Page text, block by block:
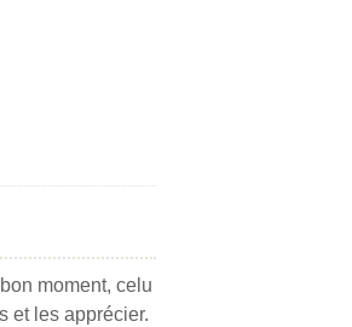
moment, celu
et les apprécier.